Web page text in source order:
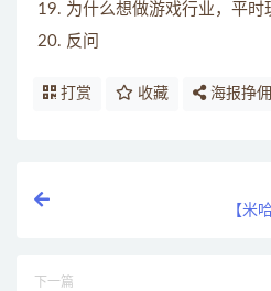
为什么想做游戏行业，平时
反问
打赏 收藏 海报挣
【米
下一篇